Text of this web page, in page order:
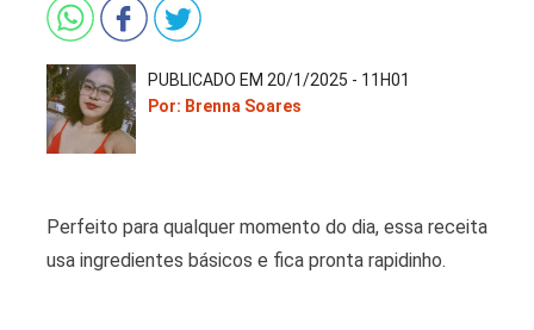
PUBLICADO EM 20/1/2025 - 11H01
Por: Brenna Soares
Perfeito para qualquer momento do dia, essa receita
usa ingredientes básicos e fica pronta rapidinho.